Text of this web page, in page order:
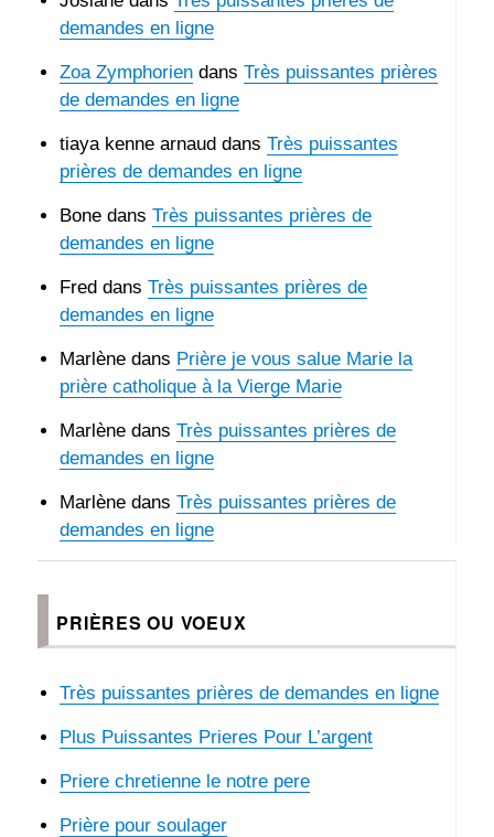
mort
demandes en ligne
Zoa Zymphorien dansTrès puissantes prières
de demandes en ligne
tiaya kenne arnaud dansTrès puissantes
prières de demandes en ligne
Bone dansTrès puissantes prières de
demandes en ligne
Fred dansTrès puissantes prières de
demandes en ligne
Marlène dans Prière je vous salue Marie la
prière catholique à la Vierge Marie
Marlène dansTrès puissantes prières de
demandes en ligne
Marlène dansTrès puissantes prières de
demandes en ligne
PRIÈRES OU VOEUX
Très puissantes prières de demandes en ligne
Plus Puissantes Prieres Pour L’argent
Priere chretienne le notre pere
Prière pour soulager